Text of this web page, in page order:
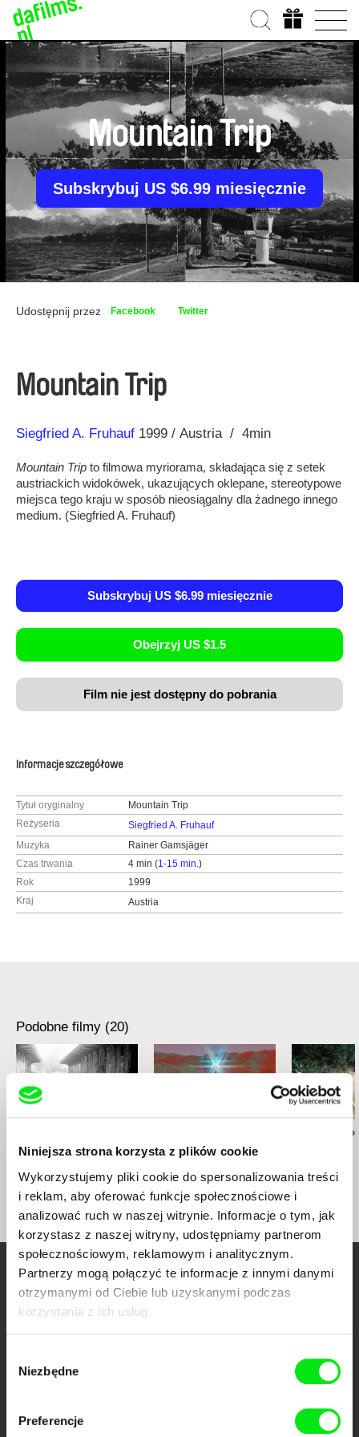
Niniejsza strona korzysta z plików cookie
Wykorzystujemy pliki cookie do spersonalizowania treści
i reklam, aby oferować funkcje społecznościowe i
analizować ruch w naszej witrynie. Informacje o tym, jak
korzystasz z naszej witryny, udostępniamy partnerom
społecznościowym, reklamowym i analitycznym.
Partnerzy mogą połączyć te informacje z innymi danymi
otrzymanymi od Ciebie lub uzyskanymi podczas
korzystania z ich usług.
zgody
Niezbędne
Preferencje
Mountain Trip
Subskrybuj US $6.99 miesięcznie
Udostępnij przez Facebook Twitter
Mountain Trip
Reżyseria
Siegfried A. Fruhauf
Rok 1999 Austria 4min
Mountain Trip to filmowa myriorama, składająca się z setek
austriackich widokówek, ukazujących oklepane, stereotypowe
miejsca tego kraju w sposób nieosiągalny dla żadnego innego
medium. (Siegfried A. Fruhauf)
Subskrybuj US $6.99 miesięcznie
Obejrzyj US $1.5
Film nie jest dostępny do pobrania
Informacje szczegółowe
Tytuł oryginalny
Mountain Trip
Reżyseria
Siegfried A. Fruhauf
Muzyka
Rainer Gamsjäger
Czas trwania
4 min (1-15 min.)
Rok
1999
Kraj
Austria
Podobne filmy (20)
Eastern Avenue Last Things
Mourad Ben
Twoje kino
dokumentalne online
Portal DAFilms.pl powstał w wyniku inicjatywy Doc Alliance, kreatywnej